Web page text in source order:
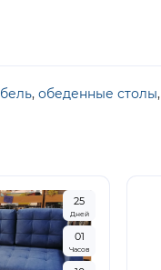
, обеденные столы,
25
Дней
01
Часов